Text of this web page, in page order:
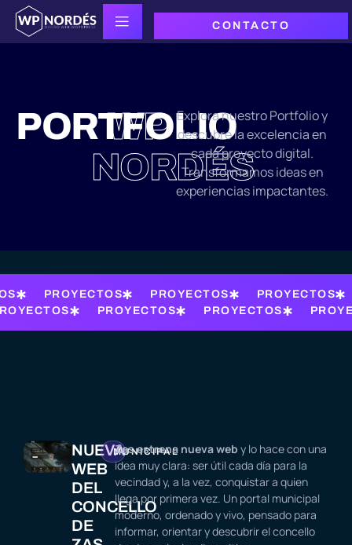
CONTACTO
PORTFOLIO
WP
NORDÉS
Explora nuestro Portfolio y
descubre la excelencia en
cada proyecto digital.
Transformamos ideas en
experiencias impactantes.
PROYECTOS PROYECTOS
PROYECTOS
PROYECTOS PROYECTOS
NUEVA
WEB
DEL
CONCELLO
DE
MUNICIPAL
Zas estrena nueva web y lo hace con una
idea muy clara: ser útil cada día para la
vecindad y, a la vez, conquistar a quien
llega por primera vez. Un portal municipal
moderno, ordenado y vivo, pensado para
informar, orientar y descubrir el concello